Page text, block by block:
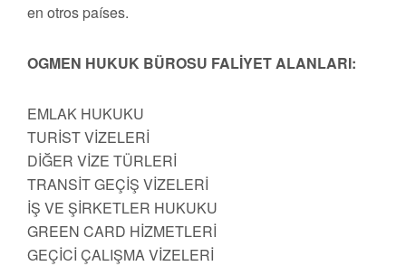
en otros países.
OGMEN HUKUK BÜROSU FALİYET ALANLARI:
EMLAK HUKUKU
TURİST VİZELERİ
DİĞER VİZE TÜRLERİ
TRANSİT GEÇİŞ VİZELERİ
İŞ VE ŞİRKETLER HUKUKU
GREEN CARD HİZMETLERİ
GEÇİCİ ÇALIŞMA VİZELERİ